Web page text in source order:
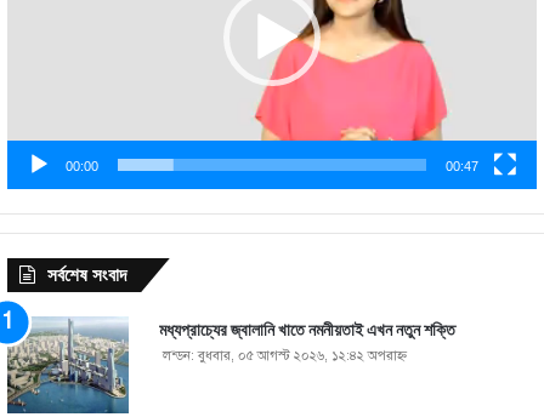
00:00 00:47
সর্বশেষ সংবাদ
মধ্যপ্রাচ্যের জ্বালানি খাতে নমনীয়তাই এখন নতুন শক্তি
লন্ডন: বুধবার, ০৫ আগস্ট ২০২৬, ১২:৪২ অপরাহ্ণ